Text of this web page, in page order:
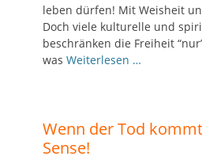
leben dürfen! Mit Weisheit
Doch viele kulturelle und
beschränken die Freiheit
was Weiterlesen …
Wenn der Tod
Sense!